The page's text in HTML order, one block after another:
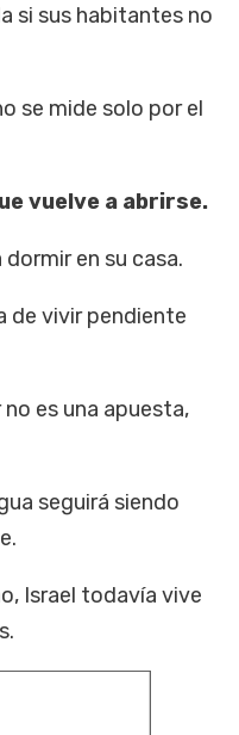
si sus habitantes no
se mide solo por el
vuelve a abrirse.
en su casa.
de vivir pendiente
es una apuesta,
seguirá siendo
Israel todavía vive